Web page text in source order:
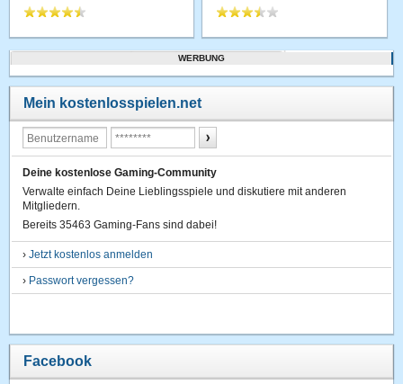
WERBUNG
Mein kostenlosspielen.net
Deine kostenlose Gaming-Community
Verwalte einfach Deine Lieblingsspiele und diskutiere mit anderen
Mitgliedern.
Bereits 35463 Gaming-Fans sind dabei!
›Jetzt kostenlos anmelden
› Passwort vergessen?
Facebook